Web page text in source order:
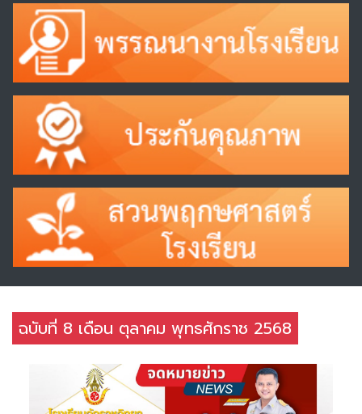
ฉบับที่ 8 เดือน ตุลาคม พุทธศักราช 2568